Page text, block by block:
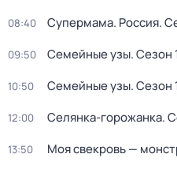
08:40 Супермама. Россия.
09:50 Семейные узы. Сезон
10:50 Семейные узы. Сезон
12:00 Селянка-горожанка.
13:50 Моя свекровь —